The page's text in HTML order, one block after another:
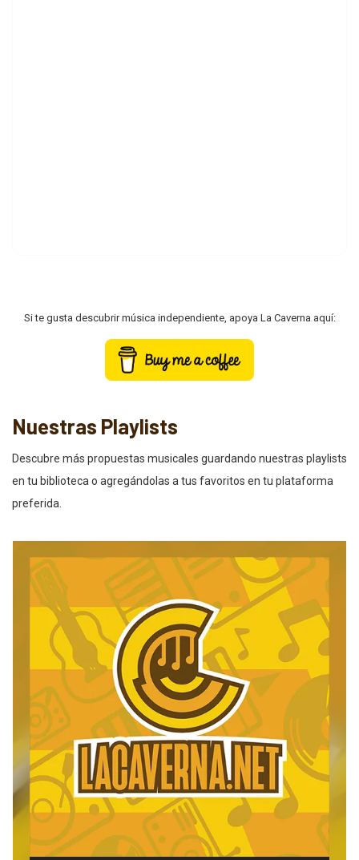
Si te gusta descubrir música independiente, apoya La Caverna aquí:
Nuestras Playlists
Descubre más propuestas musicales guardando nuestras playlists
en tu biblioteca o agregándolas a tus favoritos en tu plataforma
preferida.